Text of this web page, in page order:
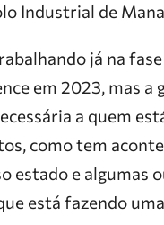
Industrial de
já na
em 2023, mas
a quem
como tem
estado e algumas
está fazendo